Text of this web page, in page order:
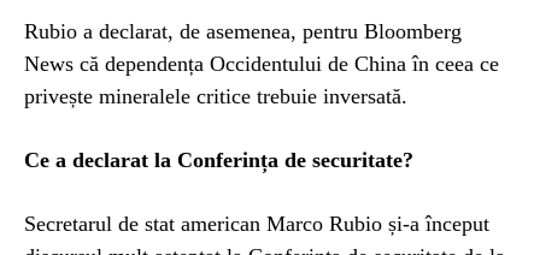
Rubio a declarat, de asemenea, pentru Bloomberg
News că dependența Occidentului de China în ceea ce
privește mineralele critice trebuie inversată.
Ce a declarat la Conferința de securitate?
Secretarul de stat american Marco Rubio și-a început